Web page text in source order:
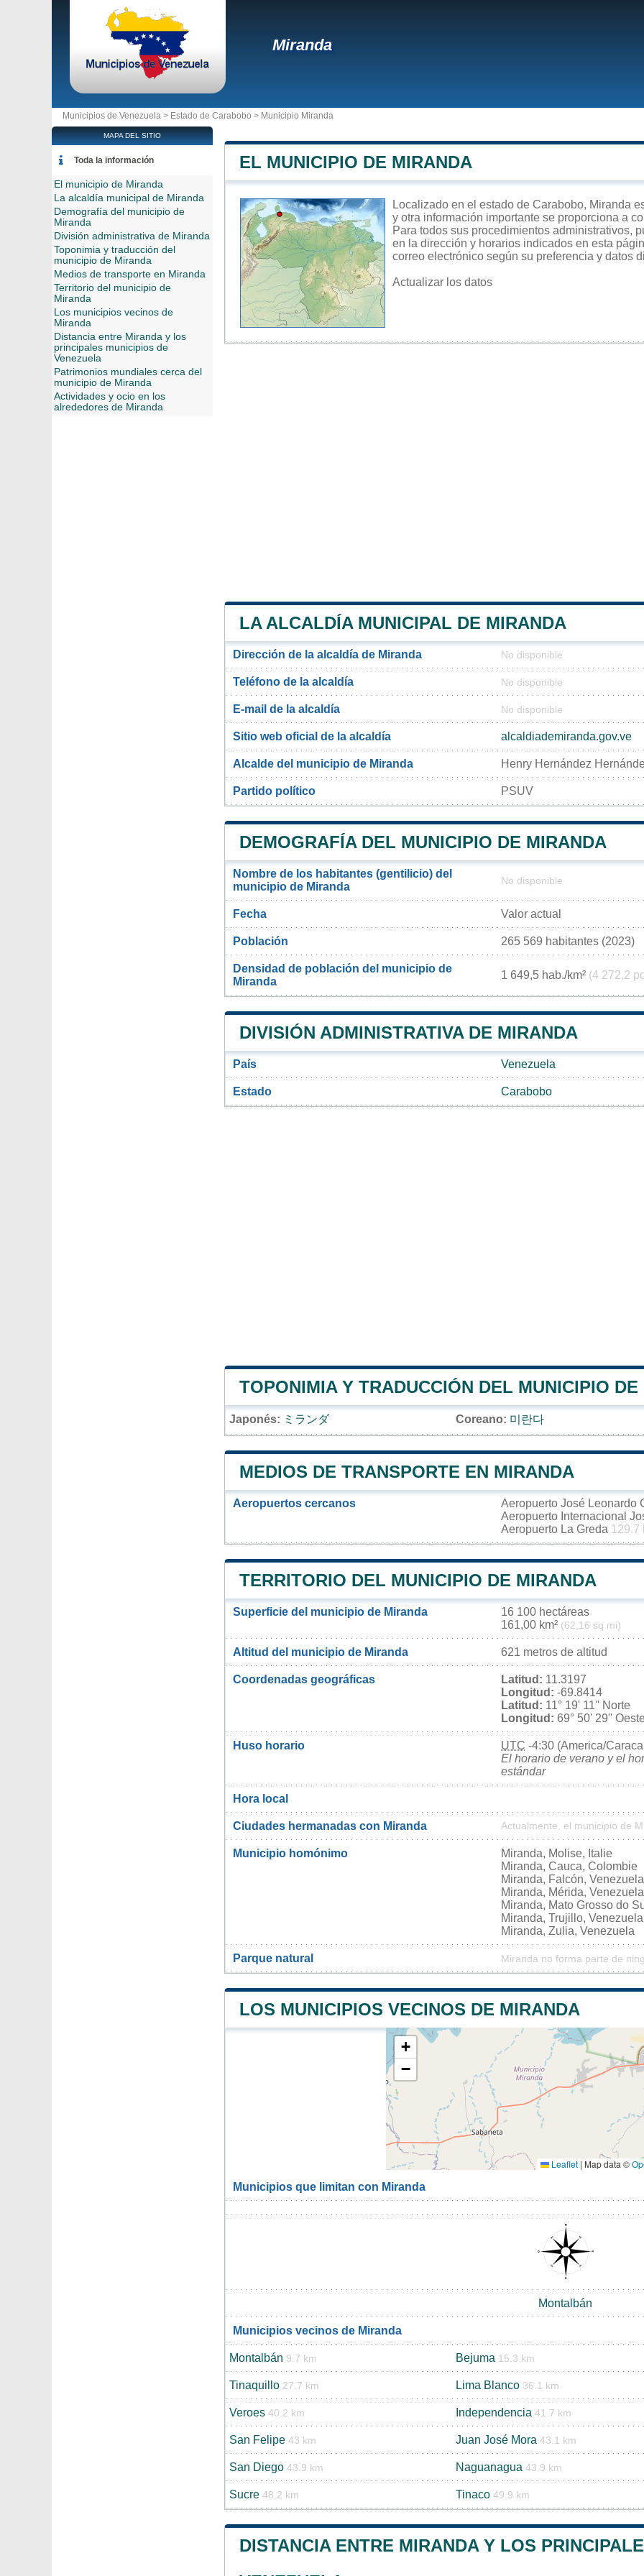
Miranda
Municipios de Venezuela > Estado de Carabobo > Municipio Miranda
EL MUNICIPIO DE MIRANDA
Localizado en el estado de Carabobo, Miranda
y otra información importante se proporciona a
Para todos sus procedimientos administrativos,
en la dirección y horarios indicados en esta
correo electrónico según su preferencia y datos
Actualizar los datos
LA ALCALDÍA MUNICIPAL DE MIRANDA
Dirección de la alcaldía de Miranda No disponible
Teléfono de la alcaldía No disponible
E-mail de la alcaldía No disponible
Sitio web oficial de la alcaldía alcaldiademiranda.gov.ve
Alcalde del municipio de Miranda Henry Hernández
Partido político PSUV
DEMOGRAFÍA DEL MUNICIPIO DE MIRANDA
Nombre de los habitantes (gentilicio) del
municipio de Miranda
No disponible
Fecha Valor actual
Población 265 569 habitantes (2023)
Densidad de población del municipio de
Miranda
1 649,5 hab./km² (4 272,2
DIVISIÓN ADMINISTRATIVA DE MIRANDA
País Venezuela
Estado Carabobo
TOPONIMIA Y TRADUCCIÓN DEL MUNICIPIO DE
Japonés: ミランダ Coreano: 미란다
MEDIOS DE TRANSPORTE EN MIRANDA
Aeropuertos cercanos Aeropuerto José Leonardo
Aeropuerto Internacional
Aeropuerto La Greda 129.7
TERRITORIO DEL MUNICIPIO DE MIRANDA
Superficie del municipio de Miranda
16 100 hectáreas
161,00 km² (62,16 sq mi)
Altitud del municipio de Miranda 621 metros de altitud
Coordenadas geográficas Latitud: 11.3197
Longitud: -69.8414
Latitud: 11° 19' 11'' Norte
Longitud: 69° 50' 29''
Huso horario UTC -4:30 (America/
El horario de verano y el
estándar
Hora local
Ciudades hermanadas con Miranda Actualmente, el municipio de
Municipio homónimo
Miranda, Molise, Italie
Miranda, Cauca, Colombie
Miranda, Falcón, Venezuela
Miranda, Mérida, Venezuela
Miranda, Mato Grosso do
Miranda, Trujillo, Venezuela
Miranda, Zulia, Venezuela
Parque natural Miranda no forma parte de
LOS MUNICIPIOS VECINOS DE MIRANDA
+
−
Leaflet | Map data ©
Municipios que limitan con Miranda
Montalbán
Municipios vecinos de Miranda
Montalbán 9.7 km Bejuma 15.3 km
Tinaquillo 27.7 km Lima Blanco 36.1 km
Veroes 40.2 km Independencia 41.7 km
San Felipe 43 km Juan José Mora 43.1 km
San Diego 43.9 km Naguanagua 43.9 km
Sucre 48.2 km Tinaco 49.9 km
DISTANCIA ENTRE MIRANDA Y LOS
MAPA DEL SITIO
Toda la información
El municipio de Miranda
La alcaldía municipal de Miranda
Demografía del municipio de
Miranda
División administrativa de Miranda
Toponimia y traducción del
municipio de Miranda
Medios de transporte en Miranda
Territorio del municipio de
Miranda
Los municipios vecinos de
Miranda
Distancia entre Miranda y los
principales municipios de
Venezuela
Patrimonios mundiales cerca del
municipio de Miranda
Actividades y ocio en los
alrededores de Miranda